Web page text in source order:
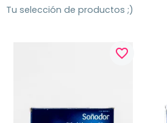
Tu selección de productos ;)
favorite_border